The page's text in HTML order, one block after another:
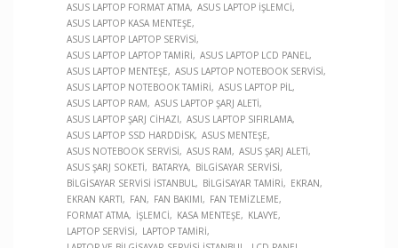
ASUS LAPTOP FORMAT ATMA ASUS LAPTOP İŞLEMCI
ASUS LAPTOP KASA MENTEŞE
ASUS LAPTOP LAPTOP SERVISI
ASUS LAPTOP LAPTOP TAMIRI
ASUS LAPTOP LCD PANEL
ASUS LAPTOP MENTEŞE
ASUS LAPTOP NOTEBOOK SERVISI
ASUS LAPTOP NOTEBOOK TAMIRI
ASUS LAPTOP PIL
ASUS LAPTOP RAM
ASUS LAPTOP ŞARJ ALETI
ASUS LAPTOP ŞARJ CIHAZI
ASUS LAPTOP SIFIRLAMA
ASUS LAPTOP SSD HARDDISK ASUS MENTEŞE
ASUS NOTEBOOK SERVISI
ASUS RAM
ASUS ŞARJ ALETI
ASUS ŞARJ SOKETI
BATARYA
BILGISAYAR SERVISI
BILGISAYAR SERVISI İSTANBUL
BILGISAYAR TAMIRI
EKRAN
EKRAN KARTI
FAN FAN BAKIMI
FAN TEMIZLEME
FORMAT ATMA
İŞLEMCI KASA MENTEŞE
KLAVYE
LAPTOP SERVISI
LAPTOP TAMIRI